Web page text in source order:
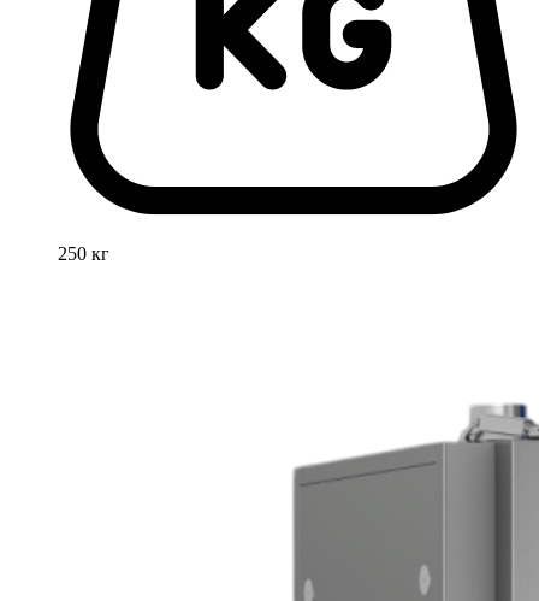
250 кг